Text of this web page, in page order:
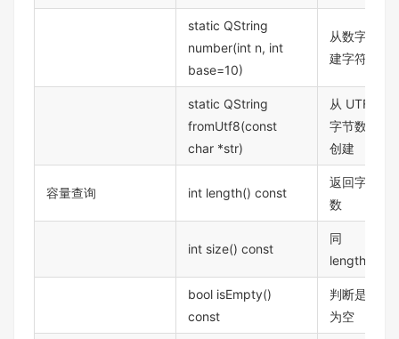
static QString
number(int n, int
base=10)
从数字创
建字符串
static QString
fromUtf8(const
char *str)
从 UTF-8
字节数组
创建
容量查询 int length() const
返回字符
数
int size() const
同
length()
bool isEmpty()
const
判断是否
为空